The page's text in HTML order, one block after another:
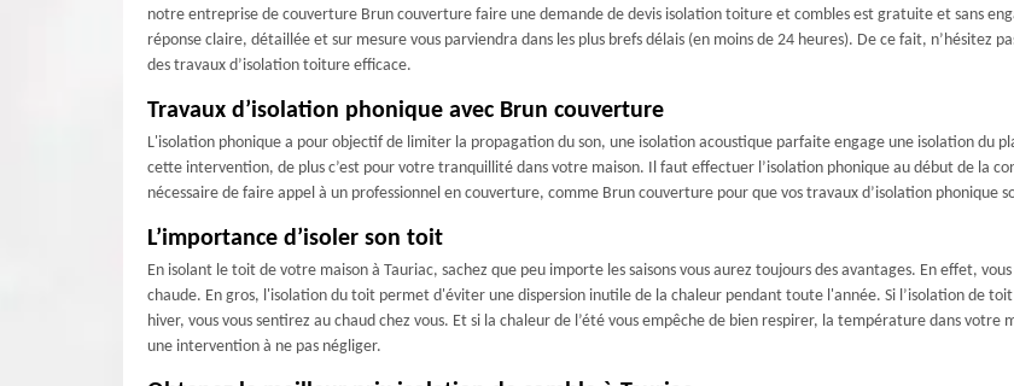
notre entreprise de couverture Brun couverture faire une demande de devis isolation toiture et combles est gratuite et sans
réponse claire, détaillée et sur mesure vous parviendra dans les plus brefs délais (en moins de 24 heures). De ce fait,
des travaux d’isolation toiture efficace.
Travaux d’isolation phonique avec Brun couverture
L'isolation phonique a pour objectif de limiter la propagation du son, une isolation acoustique parfaite engage une isolation du
cette intervention, de plus c’est pour votre tranquillité dans votre maison. Il faut effectuer l’isolation phonique au début de la
nécessaire de faire appel à un professionnel en couverture, comme Brun couverture pour que vos travaux d’isolation phonique
L’importance d’isoler son toit
En isolant le toit de votre maison à Tauriac, sachez que peu importe les saisons vous aurez toujours des avantages. En effet,
chaude. En gros, l'isolation du toit permet d'éviter une dispersion inutile de la chaleur pendant toute l'année. Si l’isolation de
hiver, vous vous sentirez au chaud chez vous. Et si la chaleur de l’été vous empêche de bien respirer, la température dans
une intervention à ne pas négliger.